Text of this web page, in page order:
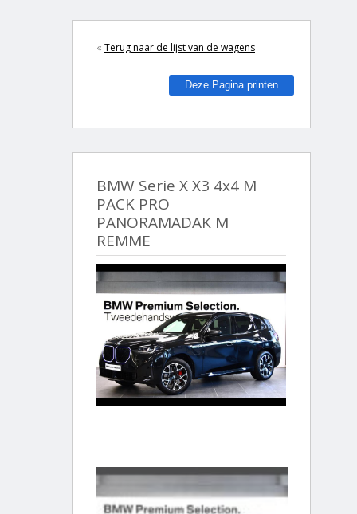
« Terug naar de lijst van de wagens
Deze Pagina printen
BMW Serie X X3 4x4 M
PACK PRO
PANORAMADAK M
REMME